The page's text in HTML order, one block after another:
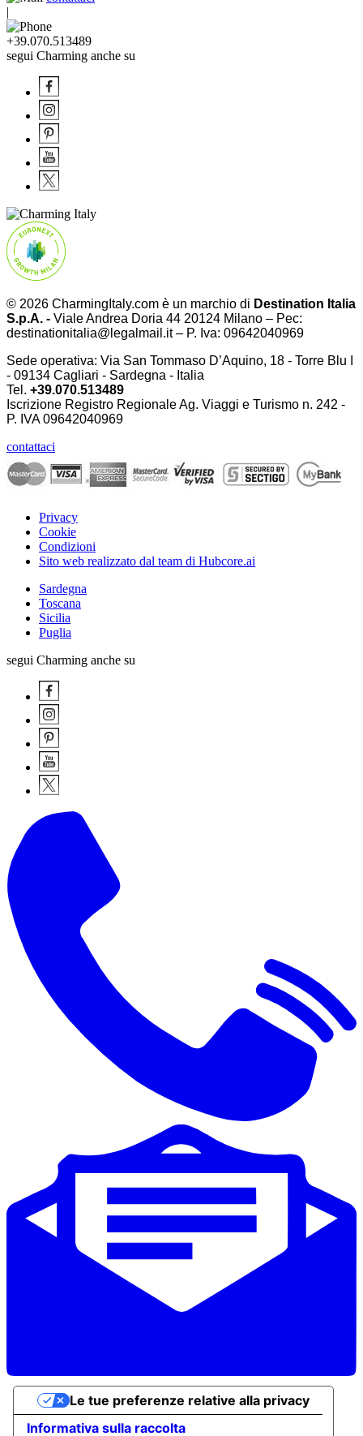
|
+39.070.513489
segui Charming anche su
© 2026 CharmingItaly.com è un marchio di Destination Italia
S.p.A. - Viale Andrea Doria 44 20124 Milano – Pec:
destinationitalia@legalmail.it – P. Iva: 09642040969
Sede operativa: Via San Tommaso D’Aquino, 18 - Torre Blu I
- 09134 Cagliari - Sardegna - Italia
Tel. +39.070.513489
Iscrizione Registro Regionale Ag. Viaggi e Turismo n. 242 -
P. IVA09642040969
contattaci
Privacy
Cookie
Condizioni
Sito web realizzato dal team di Hubcore.ai
Sardegna
Toscana
Sicilia
Puglia
segui Charming anche su
Informativa sulla raccolta
Le tue preferenze relative alla privacy